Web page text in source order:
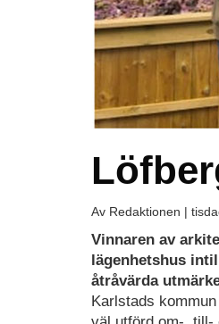
Av Redaktionen |
Vinnaren av
lägenhetshus
åtråvärda
Karlstads